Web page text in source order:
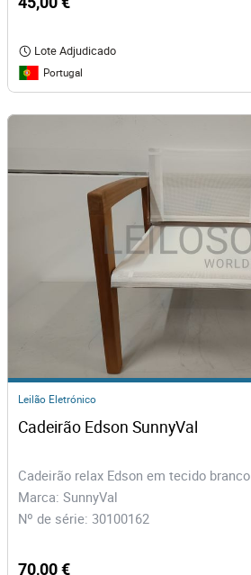
Lote Adjudicado
Portugal
Leilão Eletrónico
Cadeirão Edson SunnyVal
Cadeirão relax Edson em tecido branco
Marca: SunnyVal
Nº de série: 30100162
70,00 €